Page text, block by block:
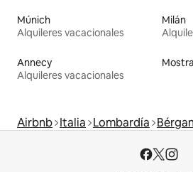
Múnich
Alquileres vacacionales
Milán
Annecy
Alquileres vacacionales
Airbnb Italia Lombardía